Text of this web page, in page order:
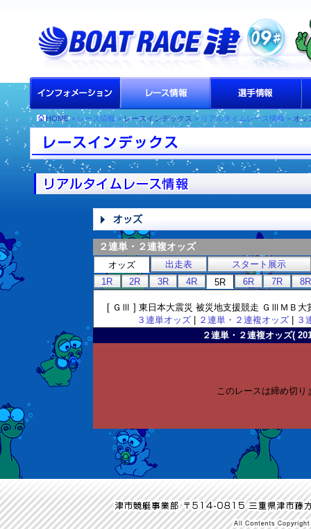
HOME> レース情報 >レースインデックス > リアルタイムレース情報 > オッ
２連単・２連複オッズ
オッズ 出走表
スタート展示
1R
2R 3R 4R 5R 6R 7R 8R
[ ＧⅢ ] 東日本大震災 被災地支援競走 ＧⅢＭＢ
３連単オッズ| ２連単・２連複オッズ|
３
２連単・２連複オッズ(
このレースは締め切り